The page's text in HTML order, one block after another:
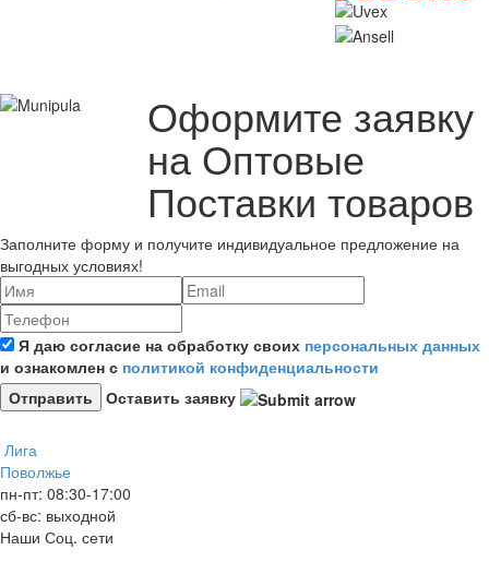
Оформите заявку
на Оптовые
Поставки товаров
Заполните форму и получите индивидуальное предложение на
выгодных условиях!
Я даю согласие на обработку своих персональных данных
и ознакомлен с политикой конфиденциальности
Оставить заявку
Лига
Поволжье
пн-пт: 08:30-17:00
сб-вс: выходной
Наши Соц. сети